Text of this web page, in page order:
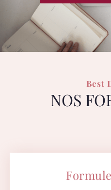
Best
NOS